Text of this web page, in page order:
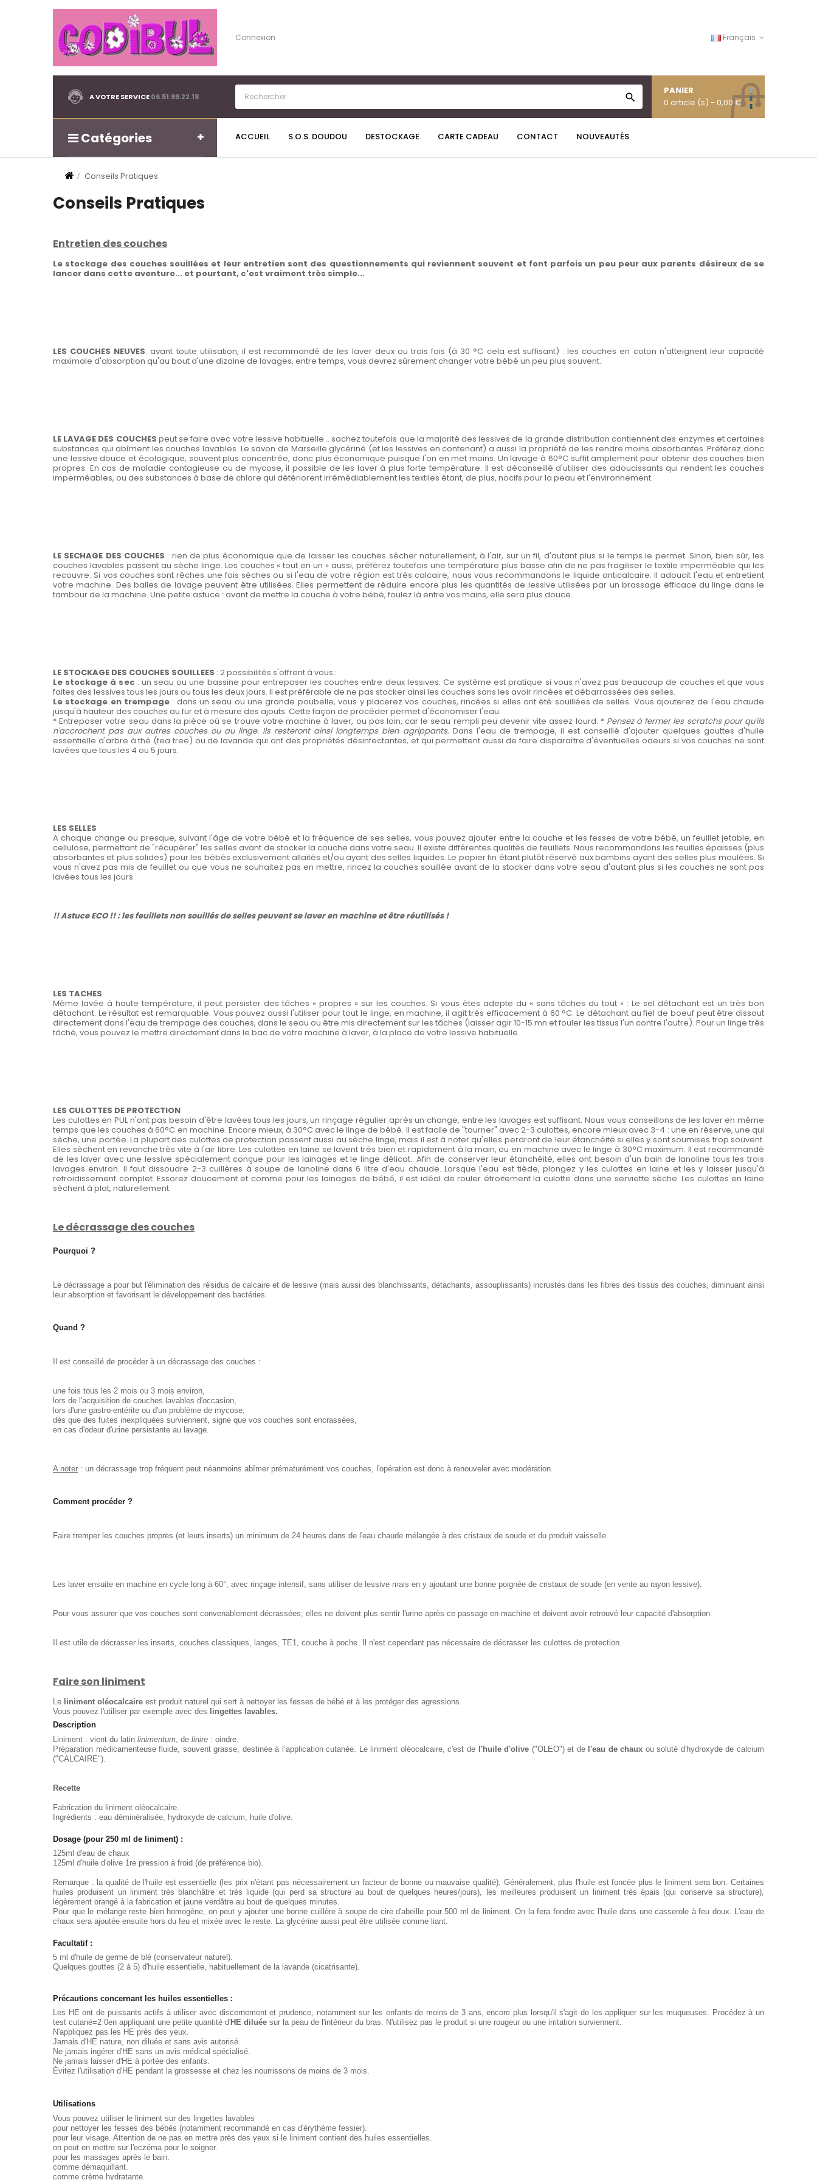
Français
Connexion
A VOTRE SERVICE06.51.99.22.18 
PANIER
0 article (s) - 0,00 €
Catégories ACCUEIL S.O.S. DOUDOU DESTOCKAGE CARTE CADEAU CONTACT NOUVEAUTÉS
Conseils Pratiques
Conseils Pratiques
Entretien des couches
Le stockage des couches souillées et leur entretien sont des questionnements qui reviennent souvent et font parfois un peu peur aux parents désireux de se
lancer dans cette aventure... et pourtant, c'est vraiment très simple...
LES COUCHES NEUVES: avant toute utilisation, il est recommandé de les laver deux ou trois fois (à 30 °C cela est suffisant) : les couches en coton n'atteignent leur capacité
maximale d'absorption qu'au bout d'une dizaine de lavages, entre temps, vous devrez sûrement changer votre bébé un peu plus souvent.
LE LAVAGE DES COUCHES peut se faire avec votre lessive habituelle... sachez toutefois que la majorité des lessives de la grande distribution contiennent des enzymes et certaines
substances qui abîment les couches lavables. Le savon de Marseille glycériné (et les lessives en contenant) a aussi la propriété de les rendre moins absorbantes. Préférez donc
une lessive douce et écologique, souvent plus concentrée, donc plus économique puisque l'on en met moins. Un lavage à 60°C suffit amplement pour obtenir des couches bien
propres. En cas de maladie contagieuse ou de mycose, il possible de les laver à plus forte température. Il est déconseillé d'utiliser des adoucissants qui rendent les couches
imperméables, ou des substances à base de chlore qui détériorent irrémédiablement les textiles étant, de plus, nocifs pour la peau et l'environnement.
LE SECHAGE DES COUCHES : rien de plus économique que de laisser les couches sécher naturellement, à l'air, sur un fil, d'autant plus si le temps le permet. Sinon, bien sûr, les
couches lavables passent au sèche linge. Les couches « tout en un » aussi, préférez toutefois une température plus basse afin de ne pas fragiliser le textile imperméable qui les
recouvre. Si vos couches sont rêches une fois sèches ou si l'eau de votre région est très calcaire, nous vous recommandons le liquide anticalcaire. Il adoucit l'eau et entretient
votre machine. Des balles de lavage peuvent être utilisées. Elles permettent de réduire encore plus les quantités de lessive utilisées par un brassage efficace du linge dans le
tambour de la machine. Une petite astuce : avant de mettre la couche à votre bébé, foulez là entre vos mains, elle sera plus douce.
LE STOCKAGE DES COUCHES SOUILLEES : 2 possibilités s'offrent à vous :
Le stockage à sec : un seau ou une bassine pour entreposer les couches entre deux lessives. Ce système est pratique si vous n'avez pas beaucoup de couches et que vous
faites des lessives tous les jours ou tous les deux jours. Il est préférable de ne pas stocker ainsi les couches sans les avoir rincées et débarrassées des selles.
Le stockage en trempage : dans un seau ou une grande poubelle, vous y placerez vos couches, rincées si elles ont été souillées de selles. Vous ajouterez de l'eau chaude
jusqu'à hauteur des couches au fur et à mesure des ajouts. Cette façon de procéder permet d'économiser l'eau.
* Entreposer votre seau dans la pièce où se trouve votre machine à laver, ou pas loin, car le seau rempli peu devenir vite assez lourd. * Pensez à fermer les scratchs pour qu'ils
n'accrochent pas aux autres couches ou au linge. Ils resteront ainsi longtemps bien agrippants. Dans l'eau de trempage, il est conseillé d'ajouter quelques gouttes d'huile
essentielle d'arbre à thé (tea tree) ou de lavande qui ont des propriétés désinfectantes, et qui permettent aussi de faire disparaître d'éventuelles odeurs si vos couches ne sont
lavées que tous les 4 ou 5 jours.
LES SELLES
A chaque change ou presque, suivant l'âge de votre bébé et la fréquence de ses selles, vous pouvez ajouter entre la couche et les fesses de votre bébé, un feuillet jetable, en
cellulose, permettant de "récupérer" les selles avant de stocker la couche dans votre seau. Il existe différentes qualités de feuillets. Nous recommandons les feuilles épaisses (plus
absorbantes et plus solides) pour les bébés exclusivement allaités et/ou ayant des selles liquides. Le papier fin étant plutôt réservé aux bambins ayant des selles plus moulées. Si
vous n'avez pas mis de feuillet ou que vous ne souhaitez pas en mettre, rincez la couches souillée avant de la stocker dans votre seau d'autant plus si les couches ne sont pas
lavées tous les jours.
!! Astuce ECO !! : les feuillets non souillés de selles peuvent se laver en machine et être réutilisés !
LES TACHES
Même lavée à haute température, il peut persister des tâches « propres » sur les couches. Si vous êtes adepte du « sans tâches du tout » : Le sel détachant est un très bon
détachant. Le résultat est remarquable. Vous pouvez aussi l'utiliser pour tout le linge, en machine, il agit très efficacement à 60 °C. Le détachant au fiel de boeuf peut être dissout
directement dans l'eau de trempage des couches, dans le seau ou être mis directement sur les tâches (laisser agir 10-15 mn et fouler les tissus l'un contre l'autre). Pour un linge très
tâché, vous pouvez le mettre directement dans le bac de votre machine à laver, à la place de votre lessive habituelle.
LES CULOTTES DE PROTECTION
Les culottes en PUL n'ont pas besoin d'être lavées tous les jours, un rinçage régulier après un change, entre les lavages est suffisant. Nous vous conseillons de les laver en même
temps que les couches à 60°C en machine. Encore mieux, à 30°C avec le linge de bébé. Il est facile de "tourner" avec 2-3 culottes, encore mieux avec 3-4 : une en réserve, une qui
sèche, une portée. La plupart des culottes de protection passent aussi au sèche linge, mais il est à noter qu'elles perdront de leur étanchéité si elles y sont soumises trop souvent.
Elles sèchent en revanche très vite à l'air libre. Les culottes en laine se lavent très bien et rapidement à la main, ou en machine avec le linge à 30°C maximum. Il est recommandé
de les laver avec une lessive spécialement conçue pour les lainages et le linge délicat.. Afin de conserver leur étanchéité, elles ont besoin d'un bain de lanoline tous les trois
lavages environ. Il faut dissoudre 2-3 cuillères à soupe de lanoline dans 6 litre d'eau chaude. Lorsque l'eau est tiède, plongez y les culottes en laine et les y laisser jusqu'à
refroidissement complet. Essorez doucement et comme pour les lainages de bébé, il est idéal de rouler étroitement la culotte dans une serviette sèche. Les culottes en laine
sèchent à plat, naturellement.
Le décrassage des couches
Pourquoi ?
Le décrassage a pour but l'élimination des résidus de calcaire et de lessive (mais aussi des blanchissants, détachants, assouplissants) incrustés dans les fibres des tissus des couches, diminuant ainsi
leur absorption et favorisant le développement des bactéries.
Quand ?
Il est conseillé de procéder à un décrassage des couches :
une fois tous les 2 mois ou 3 mois environ,
lors de l'acquisition de couches lavables d'occasion,
lors d'une gastro-entérite ou d'un problème de mycose,
dès que des fuites inexpliquées surviennent, signe que vos couches sont encrassées,
en cas d'odeur d'urine persistante au lavage.
A noter : un décrassage trop fréquent peut néanmoins abîmer prématurément vos couches, l'opération est donc à renouveler avec modération.
Comment procéder ?
Faire tremper les couches propres (et leurs inserts) un minimum de 24 heures dans de l'eau chaude mélangée à des cristaux de soude et du produit vaisselle.
Les laver ensuite en machine en cycle long à 60°, avec rinçage intensif, sans utiliser de lessive mais en y ajoutant une bonne poignée de cristaux de soude (en vente au rayon lessive).
Pour vous assurer que vos couches sont convenablement décrassées, elles ne doivent plus sentir l'urine après ce passage en machine et doivent avoir retrouvé leur capacité d'absorption.
Il est utile de décrasser les inserts, couches classiques, langes, TE1, couche à poche. Il n'est cependant pas nécessaire de décrasser les culottes de protection.
Faire son liniment
Le liniment oléocalcaire est produit naturel qui sert à nettoyer les fesses de bébé et à les protéger des agressions.
Vous pouvez l'utiliser par exemple avec des
lingettes lavables.
Description
Liniment : vient du latin linimentum, de linire : oindre.
Préparation médicamenteuse fluide, souvent grasse, destinée à l’application cutanée. Le liniment oléocalcaire, c'est de l'huile d'olive ("OLEO") et de l'eau de chaux ou soluté d'hydroxyde de calcium
("CALCAIRE").
Recette
Fabrication du liniment oléocalcaire.
Ingrédients : eau déminéralisée, hydroxyde de calcium, huile d'olive.
Dosage (pour 250 ml de liniment) :
125ml d'eau de chaux
125ml d'huile d'olive 1re pression à froid (de préférence bio).
Remarque : la qualité de l'huile est essentielle (les prix n'étant pas nécessairement un facteur de bonne ou mauvaise qualité). Généralement, plus l'huile est foncée plus le liniment sera bon. Certaines
huiles produisent un liniment très blanchâtre et très liquide (qui perd sa structure au bout de quelques heures/jours), les meilleures produisent un liniment très épais (qui conserve sa structure),
légèrement orangé à la fabrication et jaune verdâtre au bout de quelques minutes.
Pour que le mélange reste bien homogène, on peut y ajouter une bonne cuillère à soupe de cire d'abeille pour 500 ml de liniment. On la fera fondre avec l'huile dans une casserole à feu doux. L'eau de
chaux sera ajoutée ensuite hors du feu et mixée avec le reste. La glycérine aussi peut être utilisée comme liant.
Facultatif :
5 ml d'huile de germe de blé (conservateur naturel).
Quelques gouttes (2 à 5) d'huile essentielle, habituellement de la lavande (cicatrisante).
Précautions concernant les huiles essentielles :
Les HE ont de puissants actifs à utiliser avec discernement et prudence, notamment sur les enfants de moins de 3 ans, encore plus lorsqu'il s'agit de les appliquer sur les muqueuses. Procédez à un
test cutané=2 0en appliquant une petite quantité d'HE diluée sur la peau de l'intérieur du bras. N'utilisez pas le produit si une rougeur ou une irritation surviennent.
N'appliquez pas les HE près des yeux.
Jamais d'HE nature, non diluée et sans avis autorisé.
Ne jamais ingérer d'HE sans un avis médical spécialisé.
Ne jamais laisser d'HE à portée des enfants.
Évitez l'utilisation d'HE pendant la grossesse et chez les nourrissons de moins de 3 mois.
Utilisations
Vous pouvez utiliser le liniment sur des lingettes lavables
pour nettoyer les fesses des bébés (notamment recommandé en cas d'érythème fessier).
pour leur visage. Attention de ne pas en mettre près des yeux si le liniment contient des huiles essentielles.
on peut en mettre sur l'eczéma pour le soigner.
pour les massages après le bain.
comme démaquillant.
comme crème hydratante.